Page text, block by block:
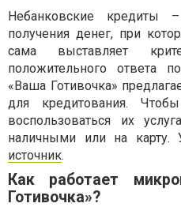
Небанковские кредиты
получения денег, при
сама выставляет
положительного ответа
«Ваша Готивочка»
для кредитования.
воспользоваться их
наличными или на карту.
источник.
Как работает
Готивочка»?